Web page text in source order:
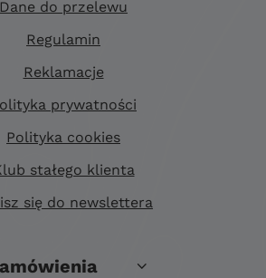
Dane do przelewu
Regulamin
Reklamacje
prywatności
Polityka cookies
stałego klienta
się do newslettera